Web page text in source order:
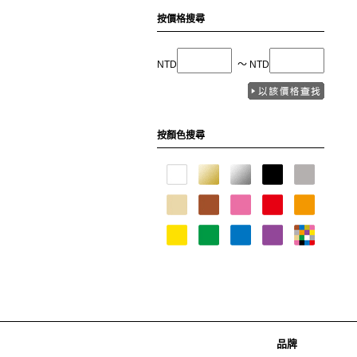
按價格搜尋
NTD 〜 NTD
按顏色搜尋
品牌